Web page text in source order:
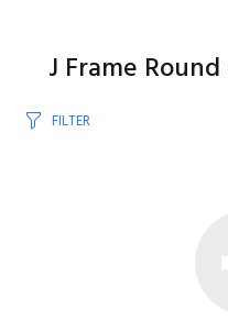
J Frame
FILTER